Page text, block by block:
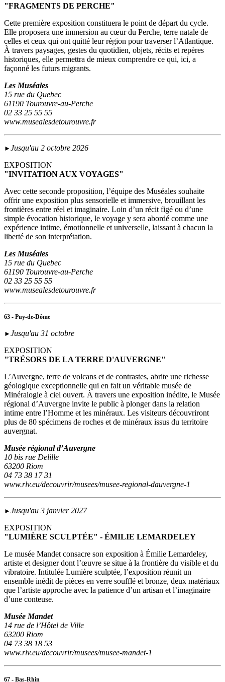
"FRAGMENTS DE PERCHE"
Cette première exposition constituera le point de départ du cycle.
Elle proposera une immersion au cœur du Perche, terre natale de
celles et ceux qui ont quitté leur région pour traverser l’Atlantique.
À travers paysages, gestes du quotidien, objets, récits et repères
historiques, elle permettra de mieux comprendre ce qui, ici, a
façonné les futurs migrants.
Les Muséales
15 rue du Quebec
61190 Tourouvre-au-Perche
02 33 25 55 55
www.musealesdetourouvre.fr
► Jusqu'au 2 octobre 2026
EXPOSITION
"INVITATION AUX VOYAGES"
Avec cette seconde proposition, l’équipe des Muséales souhaite
offrir une exposition plus sensorielle et immersive, brouillant les
frontières entre réel et imaginaire. Loin d’un récit figé ou d’une
simple évocation historique, le voyage y sera abordé comme une
expérience intime, émotionnelle et universelle, laissant à chacun la
liberté de son interprétation.
Les Muséales
15 rue du Quebec
61190 Tourouvre-au-Perche
02 33 25 55 55
www.musealesdetourouvre.fr
63 - Puy-de-Dôme
► Jusqu'au 31 octobre
EXPOSITION
"TRÉSORS DE LA TERRE D'AUVERGNE"
L’Auvergne, terre de volcans et de contrastes, abrite une richesse
géologique exceptionnelle qui en fait un véritable musée de
Minéralogie à ciel ouvert. À travers une exposition inédite, le Musée
régional d’Auvergne invite le public à plonger dans la relation
intime entre l’Homme et les minéraux. Les visiteurs découvriront
plus de 80 spécimens de roches et de minéraux issus du territoire
auvergnat.
Musée régional d’Auvergne
10 bis rue Delille
63200 Riom
04 73 38 17 31
www.rlv.eu/decouvrir/musees/musee-regional-dauvergne-1
► Jusqu'au 3 janvier 2027
EXPOSITION
"LUMIÈRE SCULPTÉE" - ÉMILIE LEMARDELEY
Le musée Mandet consacre son exposition à Émilie Lemardeley,
artiste et designer dont l’œuvre se situe à la frontière du visible et du
vibratoire. Intitulée Lumière sculptée, l’exposition réunit un
ensemble inédit de pièces en verre soufflé et bronze, deux matériaux
que l’artiste approche avec la patience d’un artisan et l’imaginaire
d’une conteuse.
Musée Mandet
14 rue de l’Hôtel de Ville
63200 Riom
04 73 38 18 53
www.rlv.eu/decouvrir/musees/musee-mandet-1
67 - Bas-Rhin